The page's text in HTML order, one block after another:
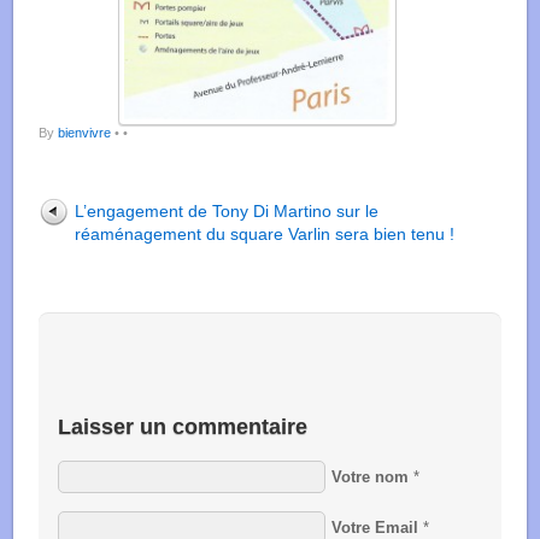
By bienvivre • •
L’engagement de Tony Di Martino sur le
réaménagement du square Varlin sera bien tenu !
Laisser un commentaire
Votre nom *
Votre Email *